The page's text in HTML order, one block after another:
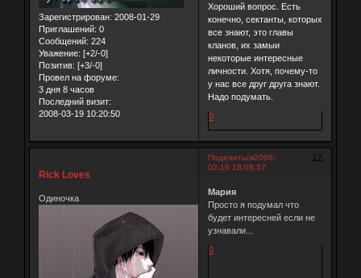
Зарегистрирован: 2008-01-29
Приглашений: 0
Сообщений: 224
Уважение: [+2/-0]
Позитив: [+3/-0]
Провел на форуме:
3 дня 8 часов
Последний визит:
2008-03-19 10:20:50
Хороший вопрос. Есть
конечно, сектанты, которых
все знают, это главы
кланов, их замыи
некоторые интересные
личности. Хотя, почему-то
у нас все друг друга знают.
Надо подумать.
0
Поделиться 17
2008-
02-16 18:08:57
Rick Loves
Одиночка
Мария
Просто я подумал что
будет интересней если не
узнавали...
0